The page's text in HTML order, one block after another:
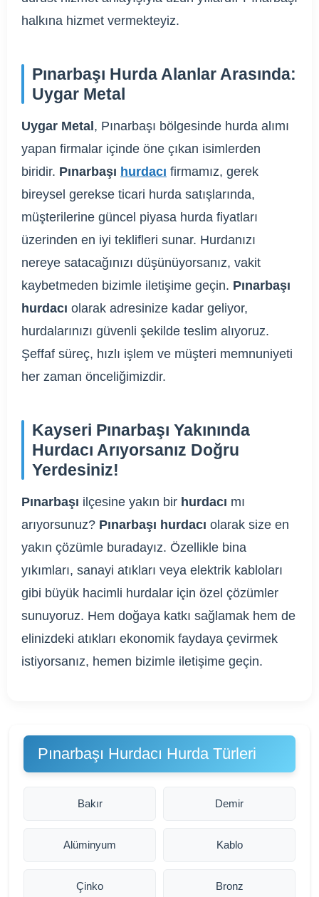
halkına hizmet vermekteyiz.
Pınarbaşı Hurda Alanlar Arasında:
Uygar Metal
Uygar Metal , Pınarbaşı bölgesinde hurda alımı
yapan firmalar içinde öne çıkan isimlerden
biridir. Pınarbaşı hurdacı firmamız, gerek
bireysel gerekse ticari hurda satışlarında,
müşterilerine güncel piyasa hurda fiyatları
üzerinden en iyi teklifleri sunar. Hurdanızı
nereye satacağınızı düşünüyorsanız, vakit
kaybetmeden bizimle iletişime geçin. Pınarbaşı
hurdacı olarak adresinize kadar geliyor,
hurdalarınızı güvenli şekilde teslim alıyoruz.
Şeffaf süreç, hızlı işlem ve müşteri memnuniyeti
her zaman önceliğimizdir.
Kayseri Pınarbaşı Yakınında
Hurdacı Arıyorsanız Doğru
Yerdesiniz!
Pınarbaşı ilçesine yakın bir hurdacı mı
arıyorsunuz? Pınarbaşı hurdacı olarak size en
yakın çözümle buradayız. Özellikle bina
yıkımları, sanayi atıkları veya elektrik kabloları
gibi büyük hacimli hurdalar için özel çözümler
sunuyoruz. Hem doğaya katkı sağlamak hem de
elinizdeki atıkları ekonomik faydaya çevirmek
istiyorsanız, hemen bizimle iletişime geçin.
Pınarbaşı Hurdacı Hurda Türleri
Bakır Demir
Alüminyum Kablo
Çinko Bronz